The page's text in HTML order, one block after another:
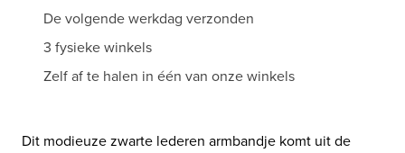
De volgende werkdag verzonden
3 fysieke winkels
Zelf af te halen in één van onze winkels
Dit modieuze zwarte lederen armbandje komt uit de